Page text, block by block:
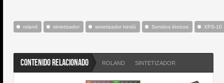
roland sintetizador sintetizador hindú Sonidos étnicos XPS-10
CONTENIDO RELACIONADO ROLAND SINTETIZADOR